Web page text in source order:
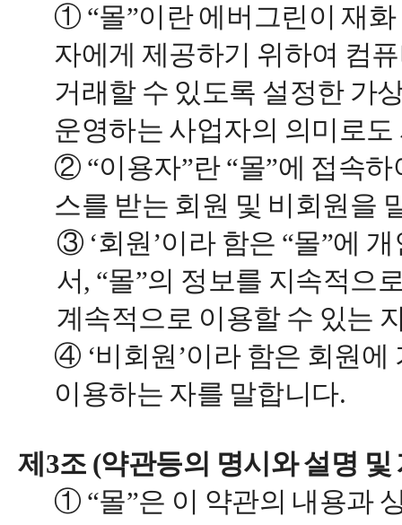
① “몰”이란 에버그린이 재
자에게 제공하기 위하여 컴
거래할 수 있도록 설정한 가
운영하는 사업자의 의미로
② “이용자”란 “몰”에 접속
스를 받는 회원 및 비회원을
③ ‘회원’이라 함은 “몰”에
서, “몰”의 정보를 지속적으
계속적으로 이용할 수 있는
④ ‘비회원’이라 함은 회원에
이용하는 자를 말합니다.
제3조 (약관등의 명시와 설명
① “몰”은 이 약관의 내용과